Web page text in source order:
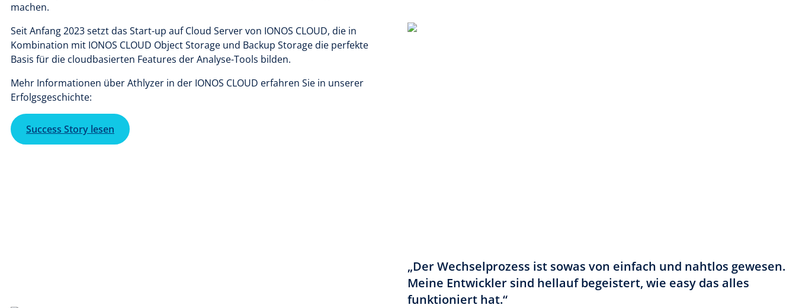
machen.
Seit Anfang 2023 setzt das Start-up auf Cloud Server von IONOS CLOUD, die in
Kombination mit IONOS CLOUD Object Storage und Backup Storage die perfekte
Basis für die cloudbasierten Features der Analyse-Tools bilden.
Mehr Informationen über Athlyzer in der IONOS CLOUD erfahren Sie in unserer
Erfolgsgeschichte:
Success Story lesen
„Der Wechselprozess ist sowas von einfach und nahtlos gewesen.
Meine Entwickler sind hellauf begeistert, wie easy das alles
funktioniert hat.“